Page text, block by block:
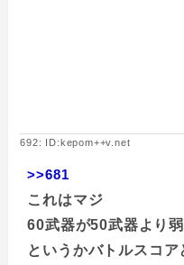
692: ID:kepom++v.net
>>681
これはマジ
60武器が50武器より
というかバトルスコ